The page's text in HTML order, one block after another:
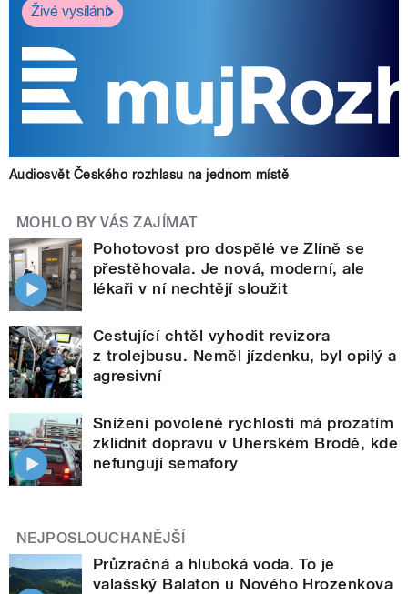
Živé vysílání
Audiosvět Českého rozhlasu na jednom místě
MOHLO BY VÁS ZAJÍMAT
Pohotovost pro dospělé ve Zlíně se
přestěhovala. Je nová, moderní, ale
lékaři v ní nechtějí sloužit
Cestující chtěl vyhodit revizora
z trolejbusu. Neměl jízdenku, byl opilý a
agresivní
Snížení povolené rychlosti má prozatím
zklidnit dopravu v Uherském Brodě, kde
nefungují semafory
NEJPOSLOUCHANĚJŠÍ
Průzračná a hluboká voda. To je
valašský Balaton u Nového Hrozenkova